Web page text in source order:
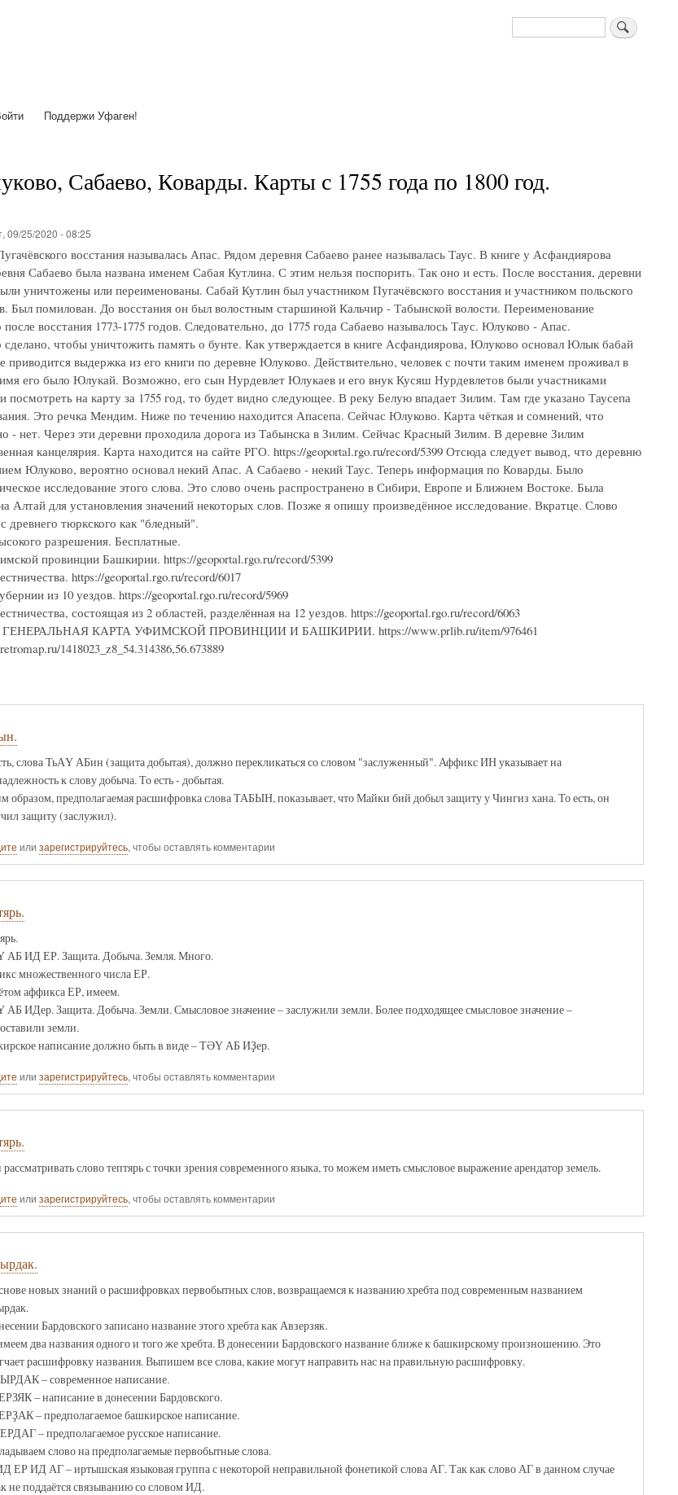
Поиск
Поддержи Уфаген!
Сабаево, Коварды. Карты с 1755 года по 1800 год.
09/25/2020 - 08:25
восстания называлась Апас. Рядом деревня Сабаево ранее называлась Таус. В книге у Асфандиярова
Сабаево была названа именем Сабая Кутлина. С этим нельзя поспорить. Так оно и есть. После восстания, деревни
уничтожены или переименованы. Сабай Кутлин был участником Пугачёвского восстания и участником польского
Был помилован. До восстания он был волостным старшиной Кальчир - Табынской волости. Переименование
восстания 1773-1775 годов. Следовательно, до 1775 года Сабаево называлось Таус. Юлуково - Апас.
чтобы уничтожить память о бунте. Как утверждается в книге Асфандиярова, Юлуково основал Юлык бабай
приводится выдержка из его книги по деревне Юлуково. Действительно, человек с почти таким именем проживал в
его было Юлукай. Возможно, его сын Нурдевлет Юлукаев и его внук Кусяш Нурдевлетов были участниками
посмотреть на карту за 1755 год, то будет видно следующее. В реку Белую впадает Зилим. Там где указано Таусепа
Это речка Мендим. Ниже по течению находится Апасепа. Сейчас Юлуково. Карта чёткая и сомнений, что
- нет. Через эти деревни проходила дорога из Табынска в Зилим. Сейчас Красный Зилим. В деревне Зилим
канцелярия. Карта находится на сайте РГО. https://geoportal.rgo.ru/record/5399 Отсюда следует вывод, что деревню
Юлуково, вероятно основал некий Апас. А Сабаево - некий Таус. Теперь информация по Коварды. Было
исследование этого слова. Это слово очень распространено в Сибири, Европе и Ближнем Востоке. Была
Алтай для установления значений некоторых слов. Позже я опишу произведённое исследование. Вкратце. Слово
древнего тюркского как "бледный".
разрешения. Бесплатные.
провинции Башкирии. https://geoportal.rgo.ru/record/5399
https://geoportal.rgo.ru/record/6017
из 10 уездов. https://geoportal.rgo.ru/record/5969
состоящая из 2 областей, разделённая на 12 уездов. https://geoportal.rgo.ru/record/6063
ГЕНЕРАЛЬНАЯ КАРТА УФИМСКОЙ ПРОВИНЦИИ И БАШКИРИИ. https://www.prlib.ru/item/976461
1418023_z8_54.314386,56.673889
слова ТьАҮ АБин (защита добытая), должно перекликаться со словом "заслуженный". Аффикс ИН указывает на
к слову добыча. То есть - добытая.
образом, предполагаемая расшифровка слова ТАБЫН, показывает, что Майки бий добыл защиту у Чингиз хана. То есть, он
защиту (заслужил).
или зарегистрируйтесь, чтобы оставлять комментарии
АБ ИД ЕР. Защита. Добыча. Земля. Много.
множественного числа ЕР.
аффикса ЕР, имеем.
АБ ИДер. Защита. Добыча. Земли. Смысловое значение – заслужили земли. Более подходящее смысловое значение –
земли.
написание должно быть в виде – ТӘҮ АБ ИҘер.
или зарегистрируйтесь, чтобы оставлять комментарии
слово тептярь с точки зрения современного языка, то можем иметь смысловое выражение арендатор земель.
или зарегистрируйтесь, чтобы оставлять комментарии
новых знаний о расшифровках первобытных слов, возвращаемся к названию хребта под современным названием
Бардовского записано название этого хребта как Авзерзяк.
два названия одного и того же хребта. В донесении Бардовского название ближе к башкирскому произношению. Это
расшифровку названия. Выпишем все слова, какие могут направить нас на правильную расшифровку.
– современное написание.
– написание в донесении Бардовского.
– предполагаемое башкирское написание.
– предполагаемое русское написание.
слово на предполагаемые первобытные слова.
ЕР ИД АГ – иртышская языковая группа с некоторой неправильной фонетикой слова АГ. Так как слово АГ в данном случае
не поддаётся связыванию со словом ИД.